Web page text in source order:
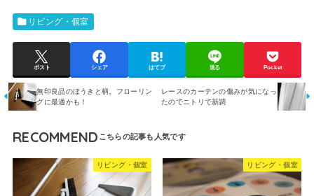
リビング・個室
ポスト シェア はてブ 送る Pocket
無印良品のほうきと柄。フローリン
グに最適かも！
レースのカーテンの傷みが気になっ
たのでニトリで新調
RECOMMEND
リビング・個室 リビング・個室